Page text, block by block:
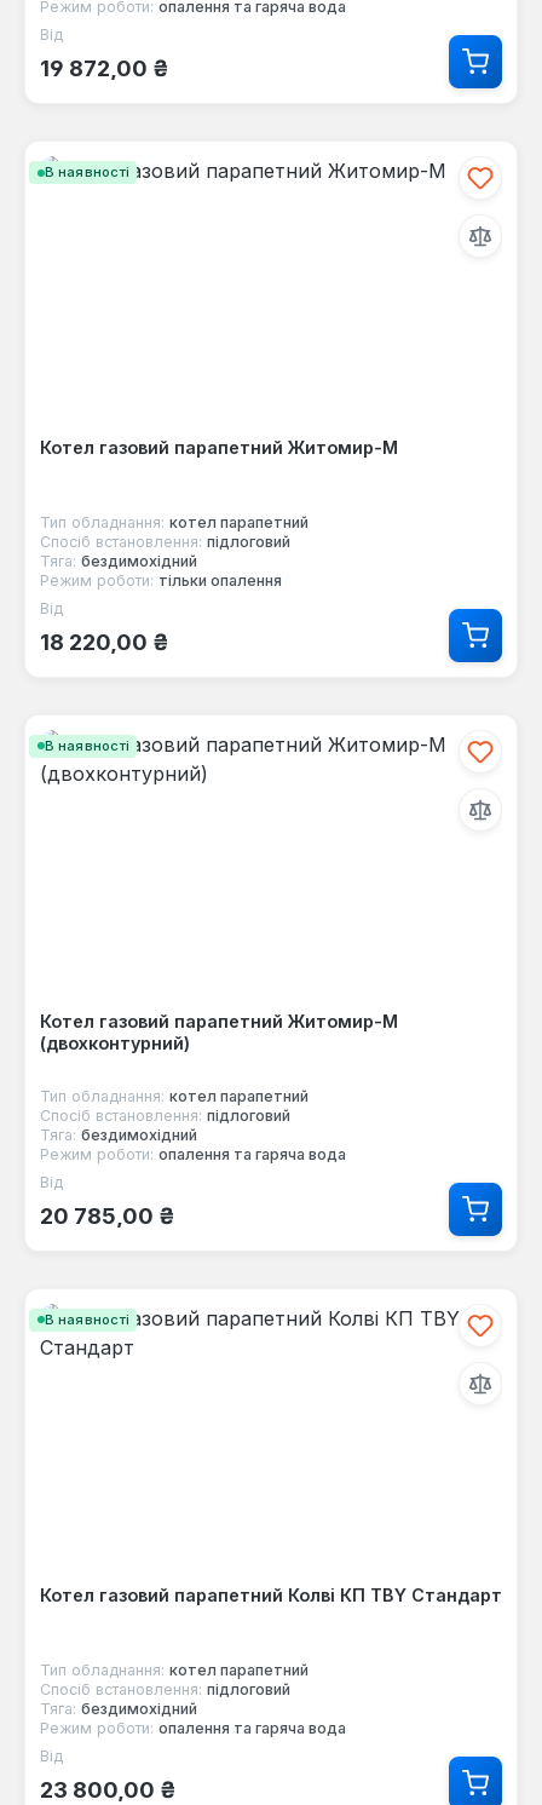
Режим роботи: опалення та гаряча вода
Звичайна ціна:
Від
19 872,00 ₴
В наявності
Котел газовий парапетний Житомир-М
Тип обладнання: котел парапетний
Спосіб встановлення: підлоговий
Тяга: бездимохідний
Режим роботи: тільки опалення
Звичайна ціна:
Від
18 220,00 ₴
В наявності
Котел газовий парапетний Житомир-М
(двохконтурний)
Тип обладнання: котел парапетний
Спосіб встановлення: підлоговий
Тяга: бездимохідний
Режим роботи: опалення та гаряча вода
Звичайна ціна:
Від
20 785,00 ₴
В наявності
Котел газовий парапетний Колві КП TBY Стандарт
Тип обладнання: котел парапетний
Спосіб встановлення: підлоговий
Тяга: бездимохідний
Режим роботи: опалення та гаряча вода
Звичайна ціна:
Від
23 800,00 ₴